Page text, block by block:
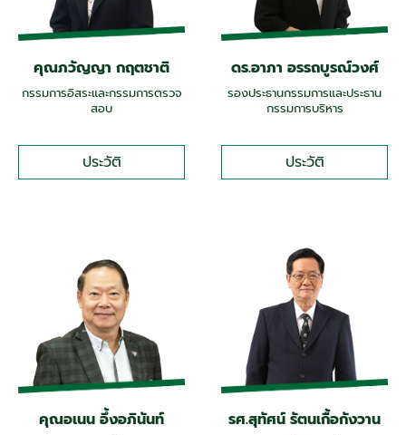
คุณภวัญญา กฤตชาติ
กรรมการอิสระและกรรมการตรวจ
สอบ
ประวัติ
ดร.อาภา อรรถบูรณ์วงศ์
รองประธานกรรมการและประธาน
กรรมการบริหาร
ประวัติ
คุณอเนน อึ้งอภินันท์ รศ.สุทัศน์ รัตนเกื้อกังวาน